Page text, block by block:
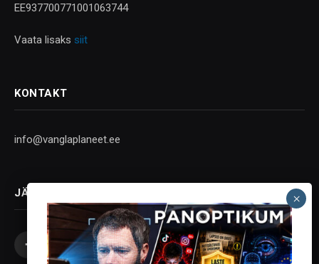
EE937700771001063744
Vaata lisaks siit
KONTAKT
info@vanglaplaneet.ee
JÄLGI SOTSIAALMEEDIAS
Facebook
X
InstagramYouTubeTelegram